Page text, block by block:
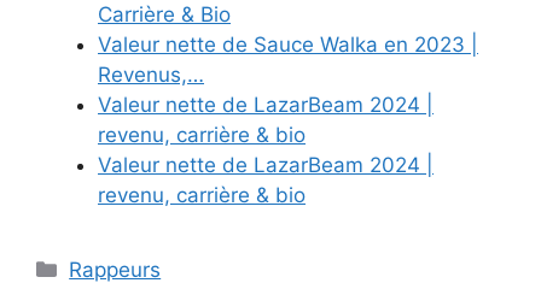
Carrière & Bio
Valeur nette de Sauce Walka en 2023 |
Revenus,…
Valeur nette de LazarBeam 2024 |
revenu, carrière & bio
Valeur nette de LazarBeam 2024 |
revenu, carrière & bio
Categories
Rappeurs